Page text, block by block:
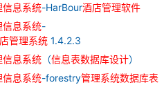
信息系统-HarBour酒店管理软件
信息系统-
管理系统 1.4.2.3
信息系统 （信息表数据库设计）
信息系统-forestry管理系统数据库表